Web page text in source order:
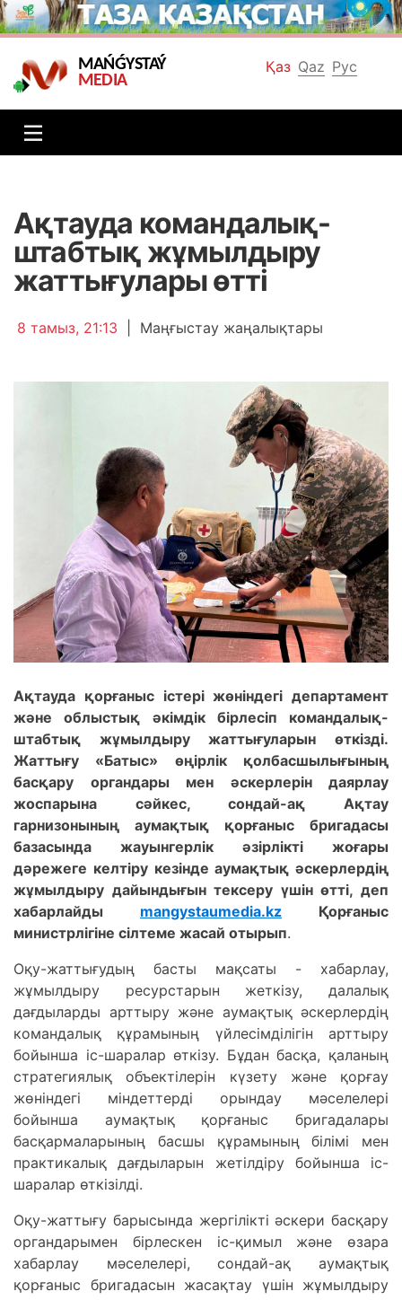
Қаз Qaz Рус
MAŃǴYSTAÝ
MEDIA
Ақтауда командалық-
штабтық жұмылдыру
жаттығулары өтті
8 тамыз, 21:13 Маңғыстау жаңалықтары
Ақтауда қорғаныс істері жөніндегі департамент
және облыстық әкімдік бірлесіп командалық-
штабтық жұмылдыру жаттығуларын өткізді.
Жаттығу «Батыс» өңірлік қолбасшылығының
басқару органдары мен әскерлерін даярлау
жоспарына сәйкес, сондай-ақ Ақтау
гарнизонының аумақтық қорғаныс бригадасы
базасында жауынгерлік әзірлікті жоғары
дәрежеге келтіру кезінде аумақтық әскерлердің
жұмылдыру дайындығын тексеру үшін өтті, деп
хабарлайды mangystaumedia.kz Қорғаныс
министрлігіне сілтеме жасай отырып.
Оқу-жаттығудың басты мақсаты - хабарлау,
жұмылдыру ресурстарын жеткізу, далалық
дағдыларды арттыру және аумақтық әскерлердің
командалық құрамының үйлесімділігін арттыру
бойынша іс-шаралар өткізу. Бұдан басқа, қаланың
стратегиялық объектілерін күзету және қорғау
жөніндегі міндеттерді орындау мәселелері
бойынша аумақтық қорғаныс бригадалары
басқармаларының басшы құрамының білімі мен
практикалық дағдыларын жетілдіру бойынша іс-
шаралар өткізілді.
Оқу-жаттығу барысында жергілікті әскери басқару
органдарымен бірлескен іс-қимыл және өзара
хабарлау мәселелері, сондай-ақ аумақтық
қорғаныс бригадасын жасақтау үшін жұмылдыру